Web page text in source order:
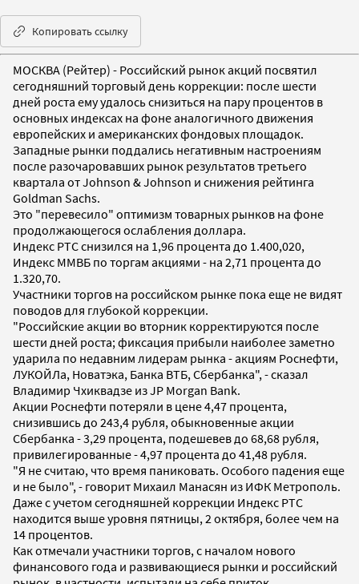
Копировать ссылку
МОСКВА (Рейтер) - Российский рынок акций посвятил
сегодняшний торговый день коррекции: после шести
дней роста ему удалось снизиться на пару процентов в
основных индексах на фоне аналогичного движения
европейских и американских фондовых площадок.
Западные рынки поддались негативным настроениям
после разочаровавших рынок результатов третьего
квартала от Johnson & Johnson и снижения рейтинга
Goldman Sachs.
Это "перевесило" оптимизм товарных рынков на фоне
продолжающегося ослабления доллара.
Индекс РТС снизился на 1,96 процента до 1.400,020,
Индекс ММВБ по торгам акциями - на 2,71 процента до
1.320,70.
Участники торгов на российском рынке пока еще не видят
поводов для глубокой коррекции.
"Российские акции во вторник корректируются после
шести дней роста; фиксация прибыли наиболее заметно
ударила по недавним лидерам рынка - акциям Роснефти,
ЛУКОЙЛа, Новатэка, Банка ВТБ, Сбербанка", - сказал
Владимир Чхиквадзе из JP Morgan Bank.
Акции Роснефти потеряли в цене 4,47 процента,
снизившись до 243,4 рубля, обыкновенные акции
Сбербанка - 3,29 процента, подешевев до 68,68 рубля,
привилегированные - 4,97 процента до 41,48 рубля.
"Я не считаю, что время паниковать. Особого падения еще
и не было", - говорит Михаил Манасян из ИФК Метрополь.
Даже с учетом сегодняшней коррекции Индекс РТС
находится выше уровня пятницы, 2 октября, более чем на
14 процентов.
Как отмечали участники торгов, с началом нового
финансового года и развивающиеся рынки и российский